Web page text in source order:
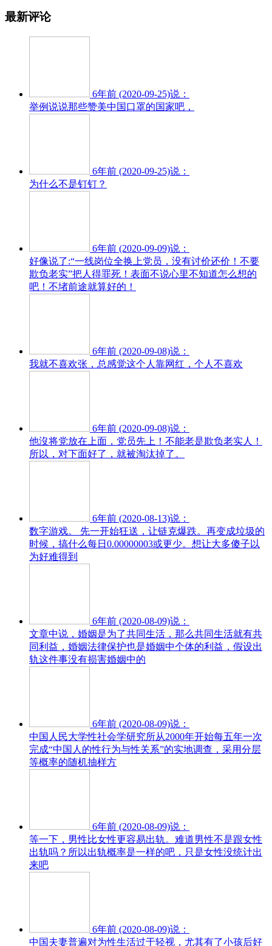
最新评论
6年前 (2020-09-25)说：
举例说说那些赞美中国口罩的国家吧，
6年前 (2020-09-25)说：
为什么不是钉钉？
6年前 (2020-09-09)说：
好像说了:“一线岗位全换上党员，没有讨价还价！不要
欺负老实”把人得罪死！表面不说心里不知道怎么想的
吧！不堵前途就算好的！
6年前 (2020-09-08)说：
我就不喜欢张，总感觉这个人靠网红，个人不喜欢
6年前 (2020-09-08)说：
他沒将党放在上面，党员先上！不能老是欺负老实人！
所以，对下面好了，就被淘汰掉了。
6年前 (2020-08-13)说：
数字游戏。 先一开始狂送，让链克爆跌。再变成垃圾的
时候，搞什么每日0.00000003或更少。想让大多傻子以
为好难得到
6年前 (2020-08-09)说：
文章中说，婚姻是为了共同生活，那么共同生活就有共
同利益，婚姻法律保护也是婚姻中个体的利益，假设出
轨这件事没有损害婚姻中的
6年前 (2020-08-09)说：
中国人民大学性社会学研究所从2000年开始每五年一次
完成“中国人的性行为与性关系”的实地调查，采用分层
等概率的随机抽样方
6年前 (2020-08-09)说：
等一下，男性比女性更容易出轨。难道男性不是跟女性
出轨吗？所以出轨概率是一样的吧，只是女性没统计出
来吧
6年前 (2020-08-09)说：
中国夫妻普遍对为性生活过于轻视，尤其有了小孩后好